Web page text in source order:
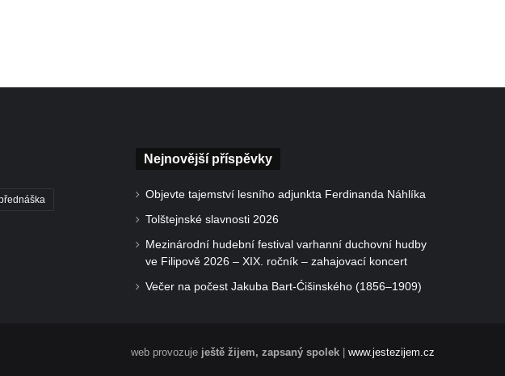
Nejnovější příspěvky
Objevte tajemství lesního adjunkta Ferdinanda Náhlíka
Tolštejnské slavnosti 2026
Mezinárodní hudební festival varhanní duchovní hudby
ve Filipově 2026 – XIX. ročník – zahajovací koncert
Večer na počest Jakuba Bart-Ćišinského (1856–1909)
web provozuje ještě žijem, zapsaný spolek | www.jestezijem.cz